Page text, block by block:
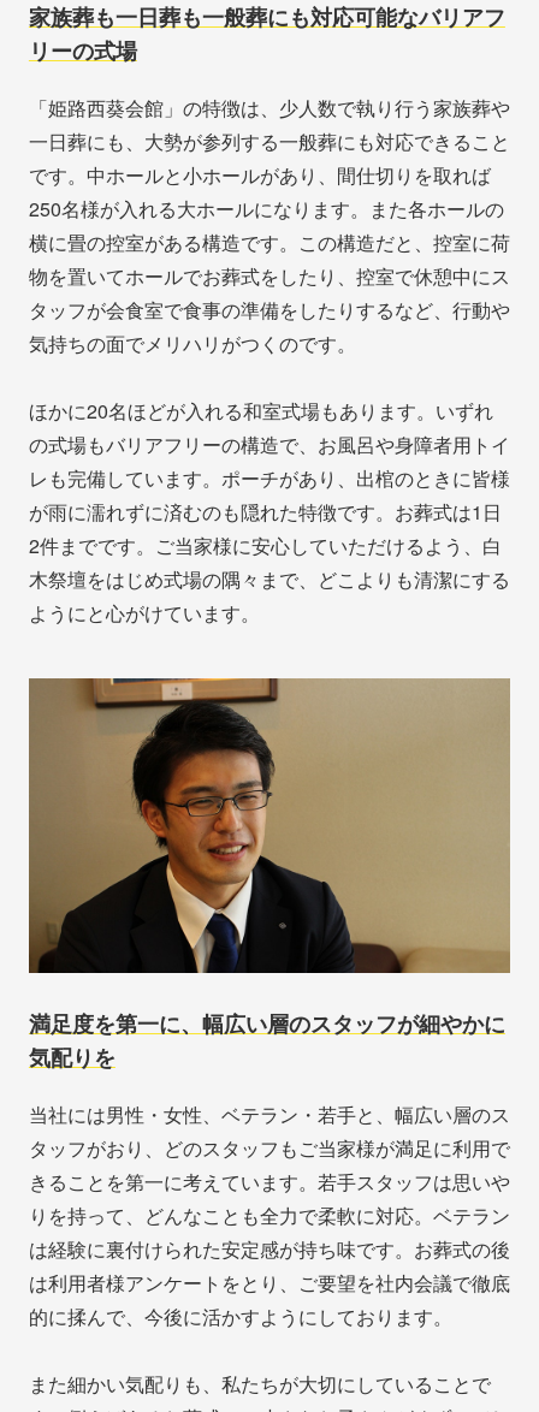
家族葬も一日葬も一般葬にも対応可能なバリアフ
リーの式場
「姫路西葵会館」の特徴は、少人数で執り行う家族葬や
一日葬にも、大勢が参列する一般葬にも対応できること
です。中ホールと小ホールがあり、間仕切りを取れば
250名様が入れる大ホールになります。また各ホールの
横に畳の控室がある構造です。この構造だと、控室に荷
物を置いてホールでお葬式をしたり、控室で休憩中にス
タッフが会食室で食事の準備をしたりするなど、行動や
気持ちの面でメリハリがつくのです。
ほかに20名ほどが入れる和室式場もあります。いずれ
の式場もバリアフリーの構造で、お風呂や身障者用トイ
レも完備しています。ポーチがあり、出棺のときに皆様
が雨に濡れずに済むのも隠れた特徴です。お葬式は1日
2件までです。ご当家様に安心していただけるよう、白
木祭壇をはじめ式場の隅々まで、どこよりも清潔にする
ようにと心がけています。
満足度を第一に、幅広い層のスタッフが細やかに
気配りを
当社には男性・女性、ベテラン・若手と、幅広い層のス
タッフがおり、どのスタッフもご当家様が満足に利用で
きることを第一に考えています。若手スタッフは思いや
りを持って、どんなことも全力で柔軟に対応。ベテラン
は経験に裏付けられた安定感が持ち味です。お葬式の後
は利用者様アンケートをとり、ご要望を社内会議で徹底
的に揉んで、今後に活かすようにしております。
また細かい気配りも、私たちが大切にしていることで